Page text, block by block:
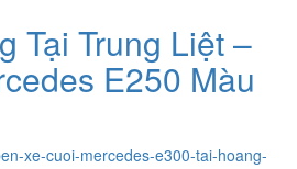
Tại Trung Liệt –
E250 Màu